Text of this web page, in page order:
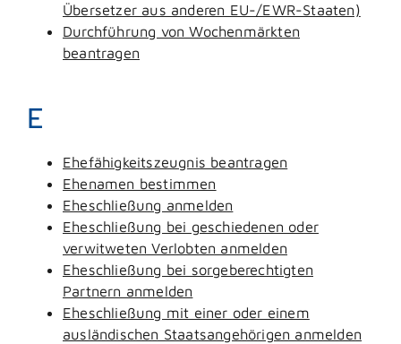
Übersetzer aus anderen EU-/EWR-Staaten)
Durchführung von Wochenmärkten
beantragen
E
Ehefähigkeitszeugnis beantragen
Ehenamen bestimmen
Eheschließung anmelden
Eheschließung bei geschiedenen oder
verwitweten Verlobten anmelden
Eheschließung bei sorgeberechtigten
Partnern anmelden
Eheschließung mit einer oder einem
ausländischen Staatsangehörigen anmelden